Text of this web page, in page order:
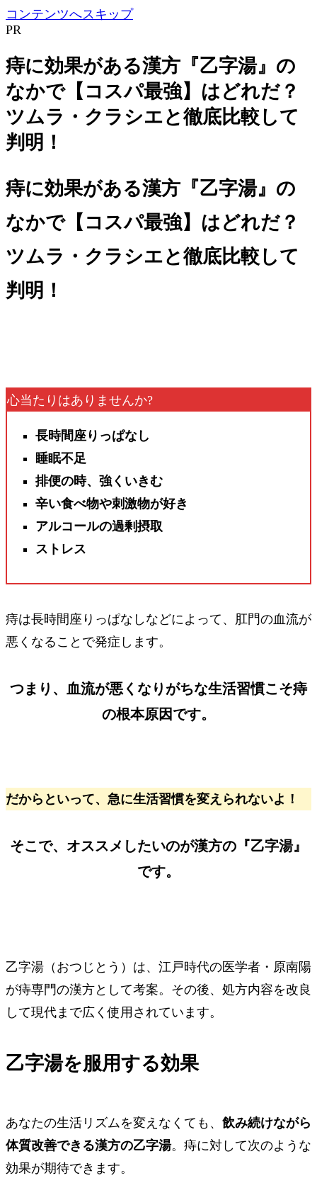
コンテンツへスキップ
PR
痔に効果がある漢方『乙字湯』の
なかで【コスパ最強】はどれだ？
ツムラ・クラシエと徹底比較して
判明！
痔に効果がある漢方『乙字湯』の
なかで【コスパ最強】はどれだ？
ツムラ・クラシエと徹底比較して
判明！
心当たりはありませんか?
長時間座りっぱなし
睡眠不足
排便の時、強くいきむ
辛い食べ物や刺激物が好き
アルコールの過剰摂取
ストレス
痔は長時間座りっぱなしなどによって、肛門の血流が
悪くなることで発症します。
つまり、 血流が悪くなりがちな生活習慣こそ痔
の根本原因です。
だからといって、急に生活習慣を変えられないよ！
そこで、オススメしたいのが漢方の 『乙字湯』
です。
乙字湯（おつじとう）は、江戸時代の医学者・原南陽
が痔専門の漢方として考案。その後、処方内容を改良
して現代まで広く使用されています。
乙字湯を服用する効果
あなたの生活リズムを変えなくても、 飲み続けながら
体質改善できる漢方の乙字湯。痔に対して次のような
効果が期待できます。